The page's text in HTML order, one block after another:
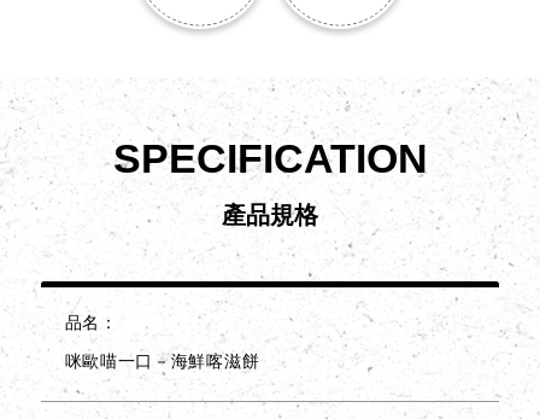
SPECIFICATION
產品規格
品名
咪歐喵一口－海鮮喀滋餅